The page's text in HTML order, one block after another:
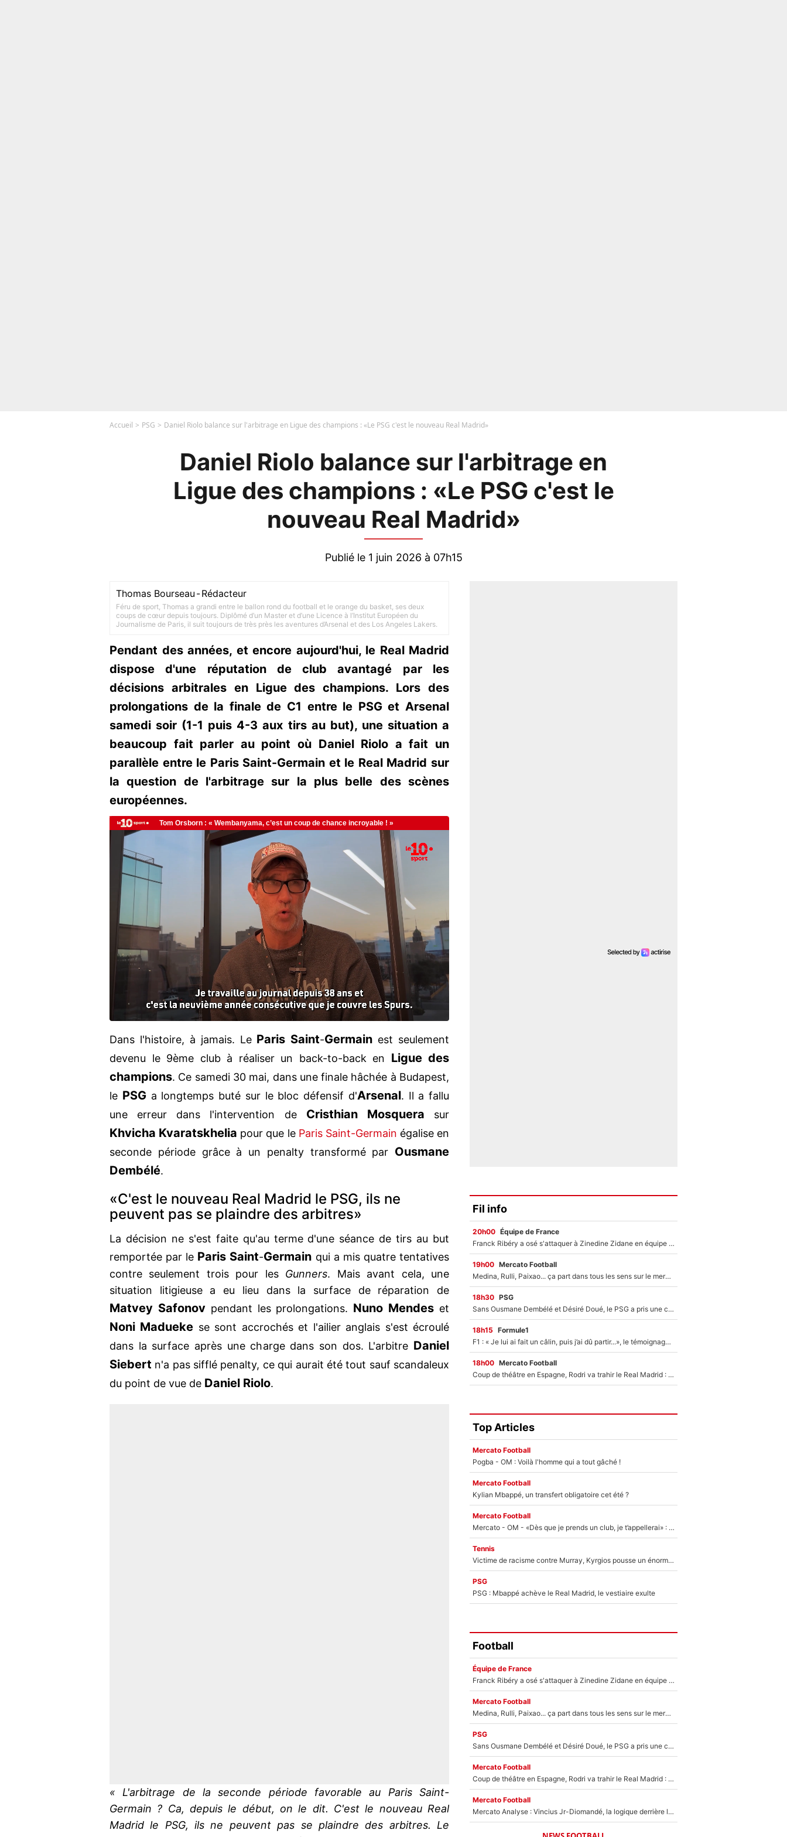
Accueil PSG Daniel Riolo balance sur l'arbitrage en Ligue des champions : «Le PSG c'est le nouveau Real Madrid»
Daniel Riolo balance sur l'arbitrage en
Ligue des champions : «Le PSG c'est le
nouveau Real Madrid»
Publié le 1 juin 2026 à 07h15
Thomas Bourseau -Rédacteur
Féru de sport, Thomas a grandi entre le ballon rond du football et le orange du basket, ses deux
coups de cœur depuis toujours. Diplômé d’un Master et d’une Licence à l’Institut Européen du
Journalisme de Paris, il suit toujours de très près les aventures d’Arsenal et des Los Angeles Lakers.
Pendant des années, et encore aujourd'hui, le Real Madrid
dispose d'une réputation de club avantagé par les
décisions arbitrales en Ligue des champions. Lors des
prolongations de la finale de C1 entre le PSG et Arsenal
samedi soir (1-1 puis 4-3 aux tirs au but), une situation a
beaucoup fait parler au point où Daniel Riolo a fait un
parallèle entre le Paris Saint-Germain et le Real Madrid sur
la question de l'arbitrage sur la plus belle des scènes
européennes.
Dans l'histoire, à jamais. Le Paris Saint-Germain est seulement
devenu le 9ème club à réaliser un back-to-back en Ligue des
champions. Ce samedi 30 mai, dans une finale hâchée à Budapest,
le PSG a longtemps buté sur le bloc défensif d'Arsenal. Il a fallu
une erreur dans l'intervention de Cristhian Mosquera sur
Khvicha Kvaratskhelia pour que le Paris Saint-Germain égalise en
seconde période grâce à un penalty transformé par Ousmane
Dembélé.
«C'est le nouveau Real Madrid le PSG, ils ne
peuvent pas se plaindre des arbitres»
La décision ne s'est faite qu'au terme d'une séance de tirs au but
remportée par le Paris Saint-Germain qui a mis quatre tentatives
contre seulement trois pour les Gunners. Mais avant cela, une
situation litigieuse a eu lieu dans la surface de réparation de
Matvey Safonov pendant les prolongations. Nuno Mendes et
Noni Madueke se sont accrochés et l'ailier anglais s'est écroulé
dans la surface après une charge dans son dos. L'arbitre Daniel
Siebert n'a pas sifflé penalty, ce qui aurait été tout sauf scandaleux
du point de vue de Daniel Riolo.
« L'arbitrage de la seconde période favorable au Paris Saint-
Germain ? Ca, depuis le début, on le dit. C'est le nouveau Real
Madrid le PSG, ils ne peuvent pas se plaindre des arbitres. Le
Fil info
20h00 Équipe de France
Franck Ribéry a osé s'attaquer à Zinedine Zidane en équipe de France : «Je n'aurais jamais fait ça»
19h00 Mercato Football
Medina, Rulli, Paixao... ça part dans tous les sens sur le mercato de l'OM : Frank McCourt va enfin récupérer l'argent qu'il attend ?
18h30 PSG
Sans Ousmane Dembélé et Désiré Doué, le PSG a pris une correction face à Majorque : Luis Enrique attend avec impatience des renforts !
18h15 Formule1
F1 : « Je lui ai fait un câlin, puis j’ai dû partir...», le témoignage émouvant de Max Verstappen sur sa fille
18h00 Mercato Football
Coup de théâtre en Espagne, Rodri va trahir le Real Madrid : Le Ballon d'Or a choisi de signer au FC Barcelone !
Top Articles
Mercato Football
Pogba - OM : Voilà l'homme qui a tout gâché !
Mercato Football
Kylian Mbappé, un transfert obligatoire cet été ?
Mercato Football
Mercato - OM - «Dès que je prends un club, je t’appellerai» : La promesse de Marcelino au moment de claquer la porte
Tennis
Victime de racisme contre Murray, Kyrgios pousse un énorme coup de gueule !
PSG
PSG : Mbappé achève le Real Madrid, le vestiaire exulte
Football
Équipe de France
Franck Ribéry a osé s'attaquer à Zinedine Zidane en équipe de France : «Je n'aurais jamais fait ça»
Mercato Football
Medina, Rulli, Paixao... ça part dans tous les sens sur le mercato de l'OM : Frank McCourt va enfin récupérer l'argent qu'il attend ?
PSG
Sans Ousmane Dembélé et Désiré Doué, le PSG a pris une correction face à Majorque : Luis Enrique attend avec impatience des renforts !
Mercato Football
Coup de théâtre en Espagne, Rodri va trahir le Real Madrid : Le Ballon d'Or a choisi de signer au FC Barcelone !
Mercato Football
Mercato Analyse : Vincius Jr-Diomandé, la logique derrière la concordance des temps